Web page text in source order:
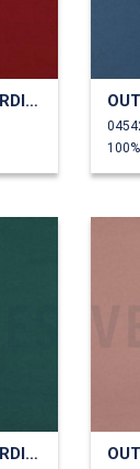
OUTDOOR WASSERDICHT
OUTDOOR WASSERDICHT